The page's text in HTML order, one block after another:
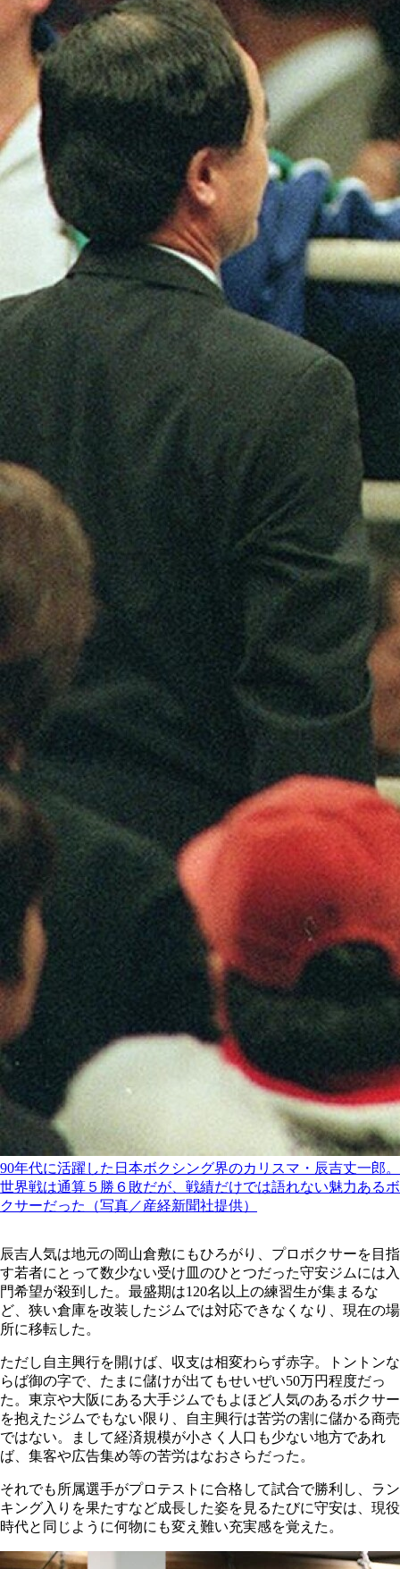
90年代に活躍した日本ボクシング界のカリスマ・辰吉丈一郎。
世界戦は通算５勝６敗だが、戦績だけでは語れない魅力あるボ
クサーだった（写真／産経新聞社提供）
辰吉人気は地元の岡山倉敷にもひろがり、プロボクサーを目指
す若者にとって数少ない受け皿のひとつだった守安ジムには入
門希望が殺到した。最盛期は120名以上の練習生が集まるな
ど、狭い倉庫を改装したジムでは対応できなくなり、現在の場
所に移転した。
ただし自主興行を開けば、収支は相変わらず赤字。トントンな
らば御の字で、たまに儲けが出てもせいぜい50万円程度だっ
た。東京や大阪にある大手ジムでもよほど人気のあるボクサー
を抱えたジムでもない限り、自主興行は苦労の割に儲かる商売
ではない。まして経済規模が小さく人口も少ない地方であれ
ば、集客や広告集め等の苦労はなおさらだった。
それでも所属選手がプロテストに合格して試合で勝利し、ラン
キング入りを果たすなど成長した姿を見るたびに守安は、現役
時代と同じように何物にも変え難い充実感を覚えた。